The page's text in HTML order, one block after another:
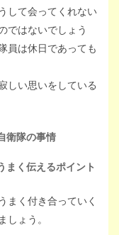
して会ってくれない
ではないでしょう
員は休日であっても
しい思いをしている
衛隊の事情
まく伝えるポイント
まく付き合っていく
しょう。